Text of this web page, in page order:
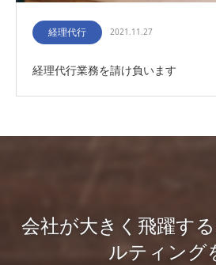
経理代行 2021.11.27
経理代行業務を請け負います
会社が大きく飛躍す
ルティング